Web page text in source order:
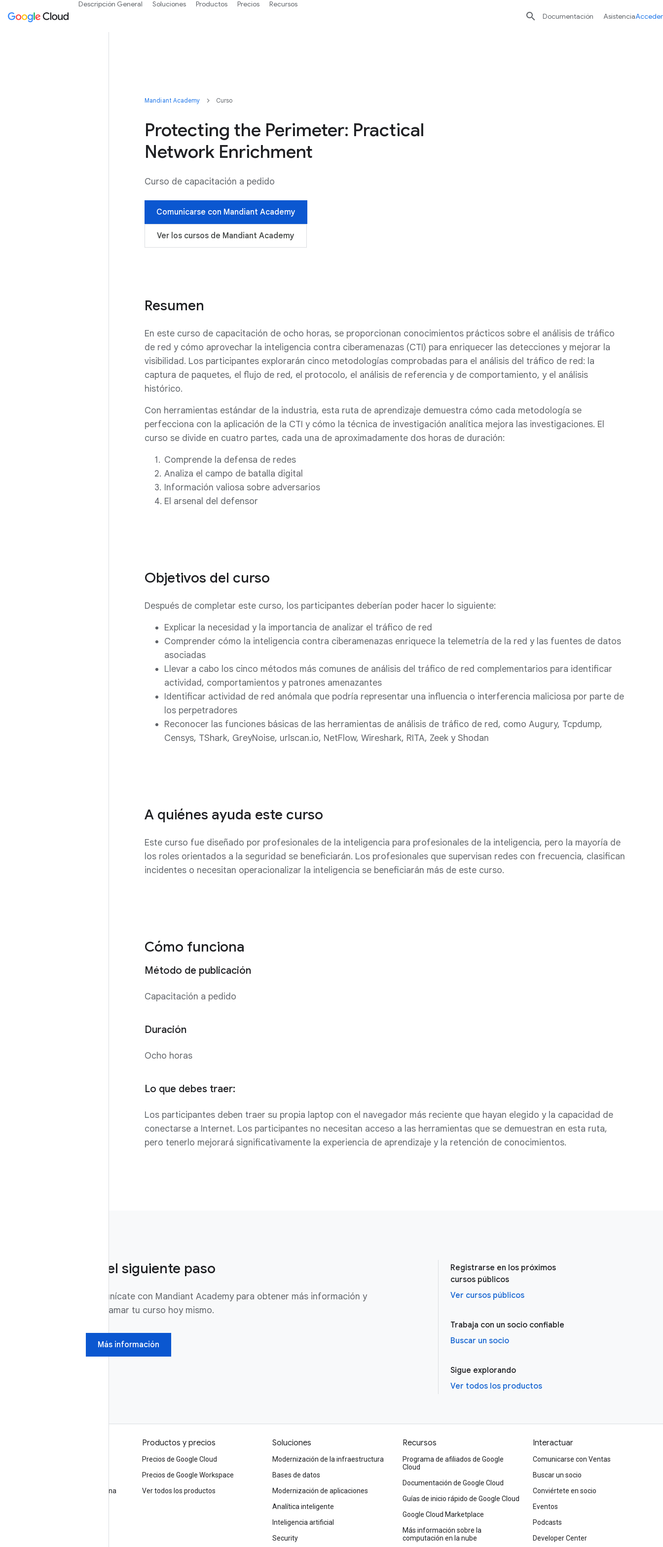
Mandiant Academy Curso
Protecting the Perimeter: Practical
Network Enrichment
Curso de capacitación a pedido
Comunicarse con Mandiant Academy
Ver los cursos de Mandiant Academy
Resumen
En este curso de capacitación de ocho horas, se proporcionan conocimientos prácticos sobre el análisis de tráfico
de red y cómo aprovechar la inteligencia contra ciberamenazas (CTI) para enriquecer las detecciones y mejorar la
visibilidad. Los participantes explorarán cinco metodologías comprobadas para el análisis del tráfico de red: la
captura de paquetes, el flujo de red, el protocolo, el análisis de referencia y de comportamiento, y el análisis
histórico.
Con herramientas estándar de la industria, esta ruta de aprendizaje demuestra cómo cada metodología se
perfecciona con la aplicación de la CTI y cómo la técnica de investigación analítica mejora las investigaciones. El
curso se divide en cuatro partes, cada una de aproximadamente dos horas de duración:
Comprende la defensa de redes
Analiza el campo de batalla digital
Información valiosa sobre adversarios
El arsenal del defensor
Objetivos del curso
Después de completar este curso, los participantes deberían poder hacer lo siguiente:
Explicar la necesidad y la importancia de analizar el tráfico de red
Comprender cómo la inteligencia contra ciberamenazas enriquece la telemetría de la red y las fuentes de datos
asociadas
Llevar a cabo los cinco métodos más comunes de análisis del tráfico de red complementarios para identificar
actividad, comportamientos y patrones amenazantes
Identificar actividad de red anómala que podría representar una influencia o interferencia maliciosa por parte de
los perpetradores
Reconocer las funciones básicas de las herramientas de análisis de tráfico de red, como Augury, Tcpdump,
Censys, TShark, GreyNoise, urlscan.io, NetFlow, Wireshark, RITA, Zeek y Shodan
A quiénes ayuda este curso
Este curso fue diseñado por profesionales de la inteligencia para profesionales de la inteligencia, pero la mayoría de
los roles orientados a la seguridad se beneficiarán. Los profesionales que supervisan redes con frecuencia, clasifican
incidentes o necesitan operacionalizar la inteligencia se beneficiarán más de este curso.
Cómo funciona
Método de publicación
Capacitación a pedido
Duración
Ocho horas
Lo que debes traer:
Los participantes deben traer su propia laptop con el navegador más reciente que hayan elegido y la capacidad de
conectarse a Internet. Los participantes no necesitan acceso a las herramientas que se demuestran en esta ruta,
pero tenerlo mejorará significativamente la experiencia de aprendizaje y la retención de conocimientos.
Da el siguiente paso
Comunícate con Mandiant Academy para obtener más información y
programar tu curso hoy mismo.
Más información
Registrarse en los próximos
cursos públicos
Ver cursos públicos
Trabaja con un socio confiable
Buscar un socio
Sigue explorando
Ver todos los productos
Descripción General Soluciones Productos Precios Recursos
 Documentación AsistenciaAcceder
Nube de infraestructura moderna
Productos y precios
Precios de Google Cloud
Precios de Google Workspace
Ver todos los productos
Soluciones
Modernización de la infraestructura
Bases de datos
Modernización de aplicaciones
Analítica inteligente
Inteligencia artificial
Security
Recursos
Programa de afiliados de Google
Cloud
Documentación de Google Cloud
Guías de inicio rápido de Google Cloud
Google Cloud Marketplace
Más información sobre la
computación en la nube
Interactuar
Comunicarse con Ventas
Buscar un socio
Conviértete en socio
Eventos
Podcasts
Developer Center